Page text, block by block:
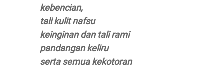
kebencian,
tali kulit nafsu
keinginan dan tali rami
pandangan keliru
serta semua kekotoran